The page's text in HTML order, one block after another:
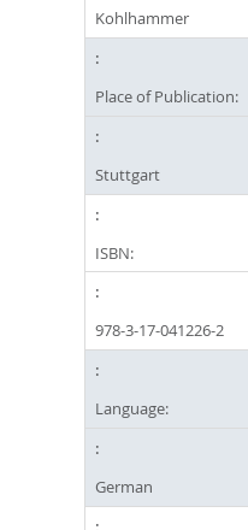
Kohlhammer
Place of Publication:
Stuttgart
ISBN:
978-3-17-041226-2
Language:
German